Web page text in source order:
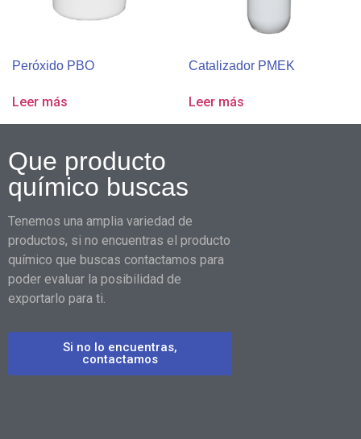
Peróxido PBO
Leer más
Catalizador PMEK
Leer más
Que producto
químico buscas
Tenemos una amplia variedad de
productos, si no encuentras el producto
químico que buscas contactamos para
poder evaluar la posibilidad de
exportarlo para ti.
Si no lo encuentras,
contactamos